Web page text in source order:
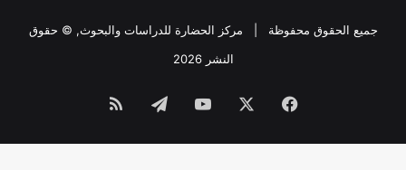
جميع الحقوق محفوظة | مركز الحضارة للدراسات والبحوث, © حقوق
النشر 2026
فيسبوك ‫YouTubeتيلقرام
الموقع